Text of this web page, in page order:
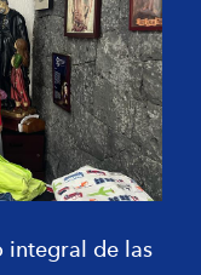
integral de las